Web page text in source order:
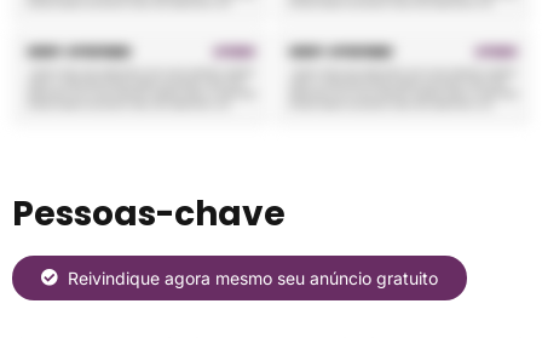
Pessoas-chave
Reivindique agora mesmo seu anúncio gratuito